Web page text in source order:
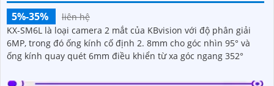
5%-35%
liên hệ
KX-SM6L là loại camera 2 mắt của KBvision với độ phân giải
6MP, trong đó ống kính cố định 2. 8mm cho góc nhìn 95° và
ống kính quay quét 6mm điều khiển từ xa góc ngang 352°